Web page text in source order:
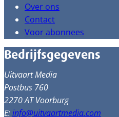
Over ons
Contact
Voor abonnees
Bedrijfsgegevens
Uitvaart Media
Postbus 760
2270 AT Voorburg
E:info@uitvaartmedia.com